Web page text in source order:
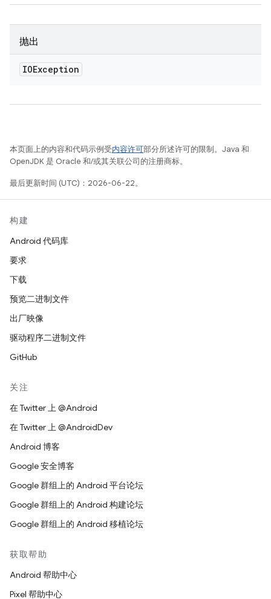
抛出
IOException
本页面上的内容和代码示例受内容许可部分所述许可的限制。Java 和
OpenJDK 是 Oracle 和/或其关联公司的注册商标。
最后更新时间 (UTC)：2026-06-22。
构建
Android 代码库
要求
下载
预览二进制文件
出厂映像
驱动程序二进制文件
GitHub
关注
在 Twitter 上 @Android
在 Twitter 上 @AndroidDev
Android 博客
Google 安全博客
Google 群组上的 Android 平台论坛
Google 群组上的 Android 构建论坛
Google 群组上的 Android 移植论坛
获取帮助
Android 帮助中心
Pixel 帮助中心